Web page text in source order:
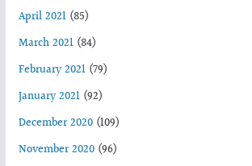
April 2021(85)
March 2021(84)
February 2021(79)
January 2021(92)
December 2020(109)
November 2020(96)